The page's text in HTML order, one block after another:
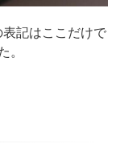
記はここだけで